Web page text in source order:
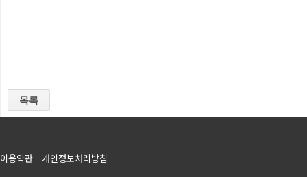
목록
이용약관 개인정보처리방침